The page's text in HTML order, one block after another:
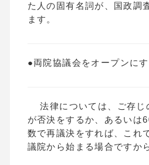
た人の固有名詞が、国政調
ます。
●両院協議会をオープンにす
法律については、ご存じ
が否決をするか、あるいは
数で再議決をすれば、これ
議院から始まる場合ですか